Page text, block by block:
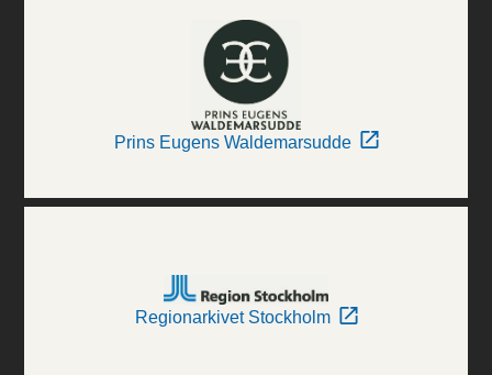
Prins Eugens Waldemarsudde
Regionarkivet Stockholm